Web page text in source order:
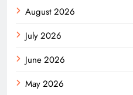
August 2026
July 2026
June 2026
May 2026